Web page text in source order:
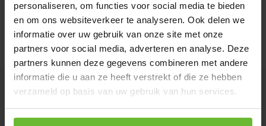
personaliseren, om functies voor social media te bieden
en om ons websiteverkeer te analyseren. Ook delen we
informatie over uw gebruik van onze site met onze
partners voor social media, adverteren en analyse. Deze
partners kunnen deze gegevens combineren met andere
informatie die u aan ze heeft verstrekt of die ze hebben
verzameld op basis van uw gebruik van hun services.
verzonden.
Mt2320 flesje met 60
capsules
€8,55
Totaal:
Kunnen we je helpen?